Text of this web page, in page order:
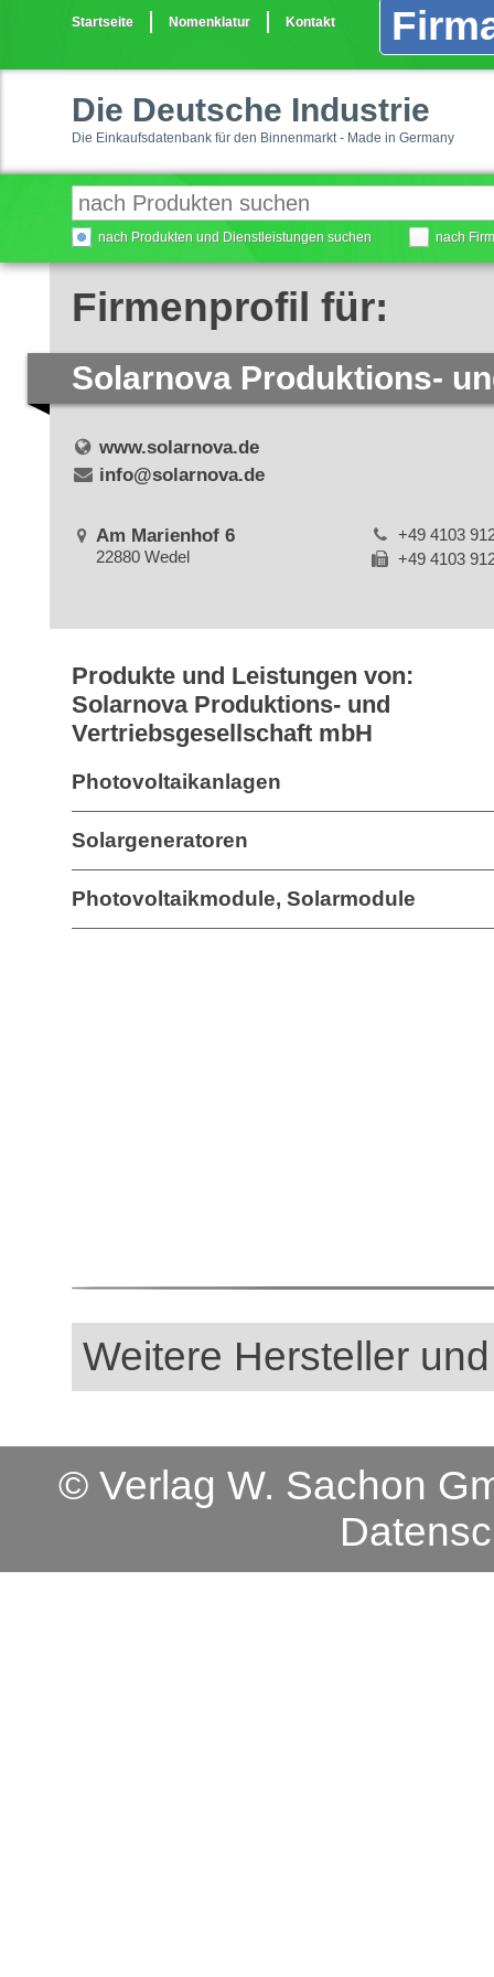
Startseite Nomenklatur Kontakt
Die Deutsche Industrie
Die Einkaufsdatenbank für den Binnenmarkt - Made in Germany
nach Produkten und Dienstleistungen suchen nach
Firmenprofil für:
Solarnova Produktions-
www.solarnova.de
info@solarnova.de
Am Marienhof 6
22880 Wedel
+49 4103
+49 4103
Produkte und Leistungen von:
Solarnova Produktions- und
Vertriebsgesellschaft mbH
Photovoltaikanlagen
Solargeneratoren
Photovoltaikmodule, Solarmodule
Weitere Hersteller
© Verlag W. Sachon